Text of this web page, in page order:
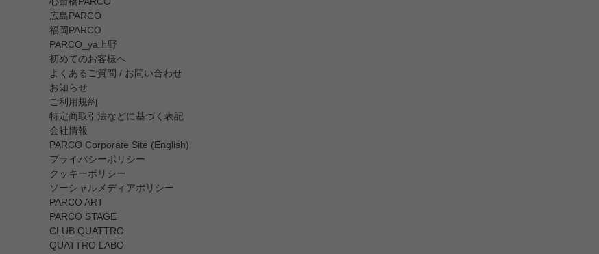
広島PARCO
福岡PARCO
PARCO_ya上野
初めてのお客様へ
よくあるご質問 / お問い合わせ
お知らせ
ご利用規約
特定商取引法などに基づく表記
会社情報
PARCO Corporate Site (English)
プライバシーポリシー
クッキーポリシー
ソーシャルメディアポリシー
PARCO ART
PARCO STAGE
CLUB QUATTRO
QUATTRO LABO